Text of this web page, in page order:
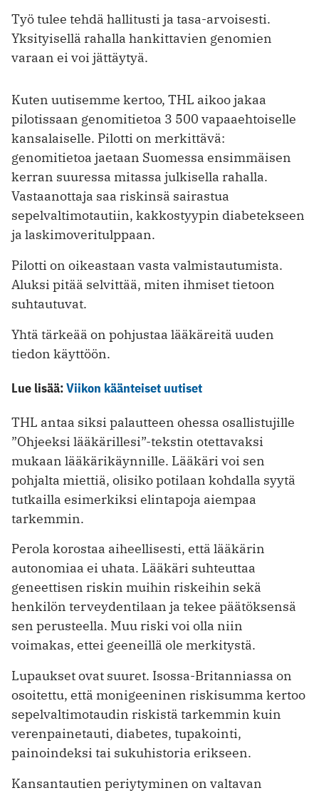
Työ tulee tehdä hallitusti ja tasa-arvoisesti.
Yksityisellä rahalla hankittavien genomien
varaan ei voi jättäytyä.
Kuten uutisemme kertoo, THL aikoo jakaa
pilotissaan genomitietoa 3 500 vapaaehtoiselle
kansalaiselle. Pilotti on merkittävä:
genomitietoa jaetaan Suomessa ensimmäisen
kerran suuressa mitassa julkisella rahalla.
Vastaanottaja saa riskinsä sairastua
sepelvaltimotautiin, kakkostyypin diabetekseen
ja laskimoveritulppaan.
Pilotti on oikeastaan vasta valmistautumista.
Aluksi pitää selvittää, miten ihmiset tietoon
suhtautuvat.
Yhtä tärkeää on pohjustaa lääkäreitä uuden
tiedon käyttöön.
Lue lisää:Viikon käänteiset uutiset
THL antaa siksi palautteen ohessa osallistujille
”Ohjeeksi lääkärillesi”-tekstin otettavaksi
mukaan lääkärikäynnille. Lääkäri voi sen
pohjalta miettiä, olisiko potilaan kohdalla syytä
tutkailla esimerkiksi elintapoja aiempaa
tarkemmin.
Perola korostaa aiheellisesti, että lääkärin
autonomiaa ei uhata. Lääkäri suhteuttaa
geneettisen riskin muihin riskeihin sekä
henkilön terveydentilaan ja tekee päätöksensä
sen perusteella. Muu riski voi olla niin
voimakas, ettei geeneillä ole merkitystä.
Lupaukset ovat suuret. Isossa-Britanniassa on
osoitettu, että monigeeninen riskisumma kertoo
sepelvaltimotaudin riskistä tarkemmin kuin
verenpainetauti, diabetes, tupakointi,
painoindeksi tai sukuhistoria erikseen.
Kansantautien periytyminen on valtavan